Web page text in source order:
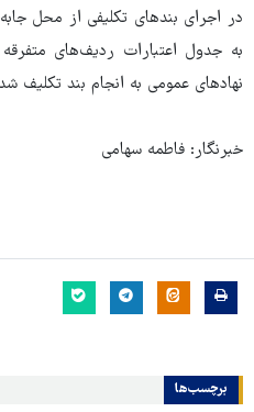
در اجرای بندهای تکلیفی از محل
به جدول اعتبارات ردیف‌های
نهادهای عمومی به انجام بند تکلیف
خبرنگار: فاطمه سهامی
برچسب‌ها